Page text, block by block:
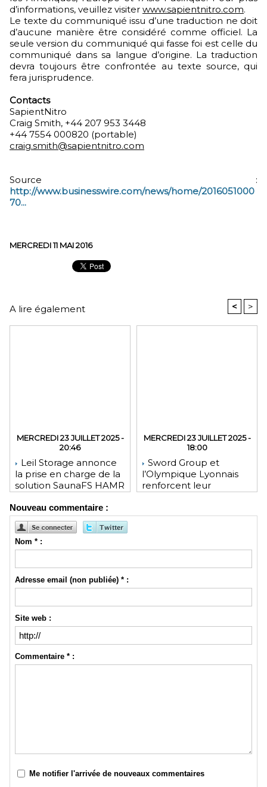
d’informations, veuillez visiter www.sapientnitro.com.
Le texte du communiqué issu d’une traduction ne doit
d’aucune manière être considéré comme officiel. La
seule version du communiqué qui fasse foi est celle du
communiqué dans sa langue d’origine. La traduction
devra toujours être confrontée au texte source, qui
fera jurisprudence.
Contacts
SapientNitro
Craig Smith, +44 207 953 3448
+44 7554 000820 (portable)
craig.smith@sapientnitro.com
Source :
http://www.businesswire.com/news/home/2016051000
70...
MERCREDI 11 MAI 2016
A lire également < >
MERCREDI 23 JUILLET 2025 -
20:46
Leil Storage annonce
la prise en charge de la
solution SaunaFS HAMR
stockage accrue lors
des déploiements sur
site
MERCREDI 23 JUILLET 2025 -
18:00
Sword Group et
l’Olympique Lyonnais
renforcent leur
Nouveau commentaire :
Nom * :
Adresse email (non publiée) * :
Site web :
Commentaire * :
Me notifier l'arrivée de nouveaux commentaires